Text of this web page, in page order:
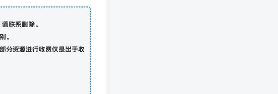
联系删除。
。
分资源进行收费仅是出于收